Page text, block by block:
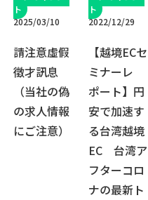
2025/03/10
請注意虛假
徵才訊息
（当社の偽
の求人情報
にご注意）
2022/12/29
【越境ECセ
ミナーレ
ポート】円
安で加速す
る台湾越境
EC 台湾ア
フターコロ
ナの最新ト